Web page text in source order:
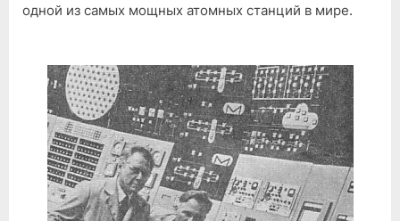
одной из самых мощных атомных станций в мире.